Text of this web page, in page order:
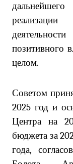
позитивного
целом.
Советом
2025 год и
Центра на
бюджета за
года,